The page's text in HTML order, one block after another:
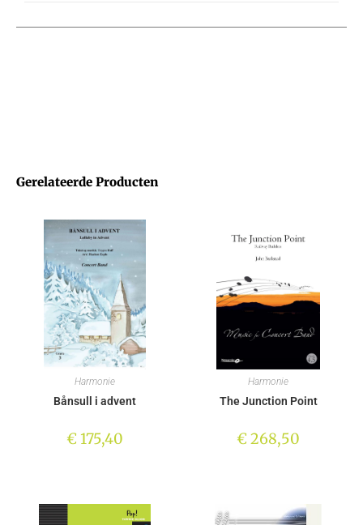
Gerelateerde Producten
Harmonie
Bånsull i advent
€175,40
Harmonie
The Junction Point
€268,50